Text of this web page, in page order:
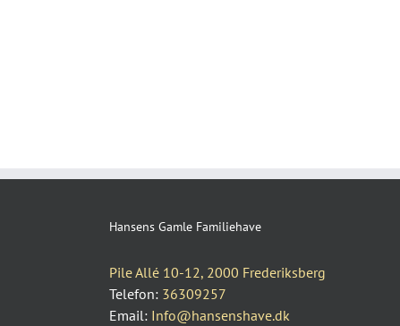
Hansens Gamle Familiehave
Pile Allé 10-12, 2000 Frederiksberg
Telefon: 36309257
Email: Info@hansenshave.dk